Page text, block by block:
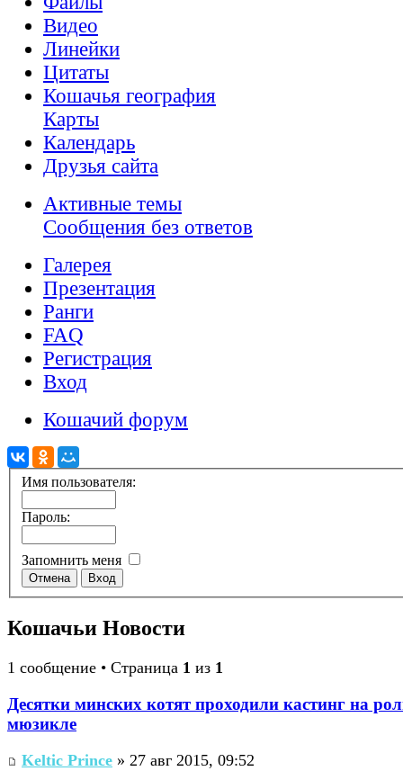
Видео
Линейки
Цитаты
Кошачья география
Карты
Календарь
Друзья сайта
Активные темы
Сообщения без ответов
Галерея
Презентация
Ранги
FAQ
Регистрация
Вход
Кошачий форум
Имя пользователя:
Пароль:
Запомнить меня
Кошачьи Новости
1 сообщение • Страница 1 из 1
Десятки минских котят проходили кастинг на
мюзикле
Keltic Prince » 27 авг 2015, 09:52